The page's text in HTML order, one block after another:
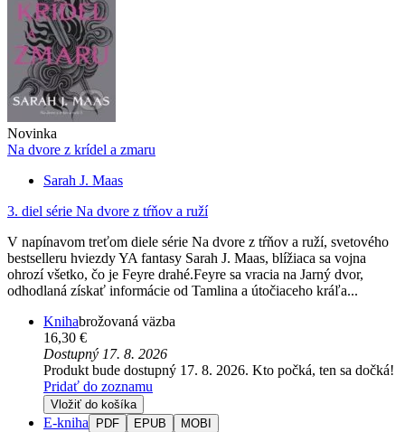
Novinka
Na dvore z krídel a zmaru
Sarah J. Maas
3. diel série Na dvore z tŕňov a ruží
V napínavom treťom diele série Na dvore z tŕňov a ruží, svetového
bestselleru hviezdy YA fantasy Sarah J. Maas, blížiaca sa vojna
ohrozí všetko, čo je Feyre drahé.Feyre sa vracia na Jarný dvor,
odhodlaná získať informácie od Tamlina a útočiaceho kráľa...
Knihabrožovaná väzba
16,30 €
Dostupný 17. 8. 2026
Produkt bude dostupný 17. 8. 2026. Kto počká, ten sa dočká!
Pridať do zoznamu
Vložiť do košíka
E-kniha PDF EPUB MOBI